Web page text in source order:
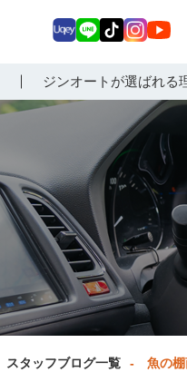
ジンオートが選ばれる
ey E
Tokagr
am
uT
ub
スタッフブログ一覧 魚の